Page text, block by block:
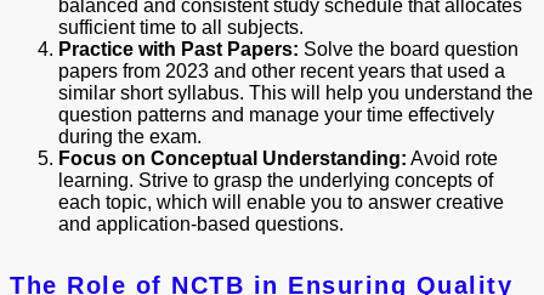
balanced and consistent study schedule that allocates
sufficient time to all subjects.
Practice with Past Papers: Solve the board question
papers from 2023 and other recent years that used a
similar short syllabus. This will help you understand the
question patterns and manage your time effectively
during the exam.
Focus on Conceptual Understanding: Avoid rote
learning. Strive to grasp the underlying concepts of
each topic, which will enable you to answer creative
and application-based questions.
The Role of NCTB in Ensuring Quality